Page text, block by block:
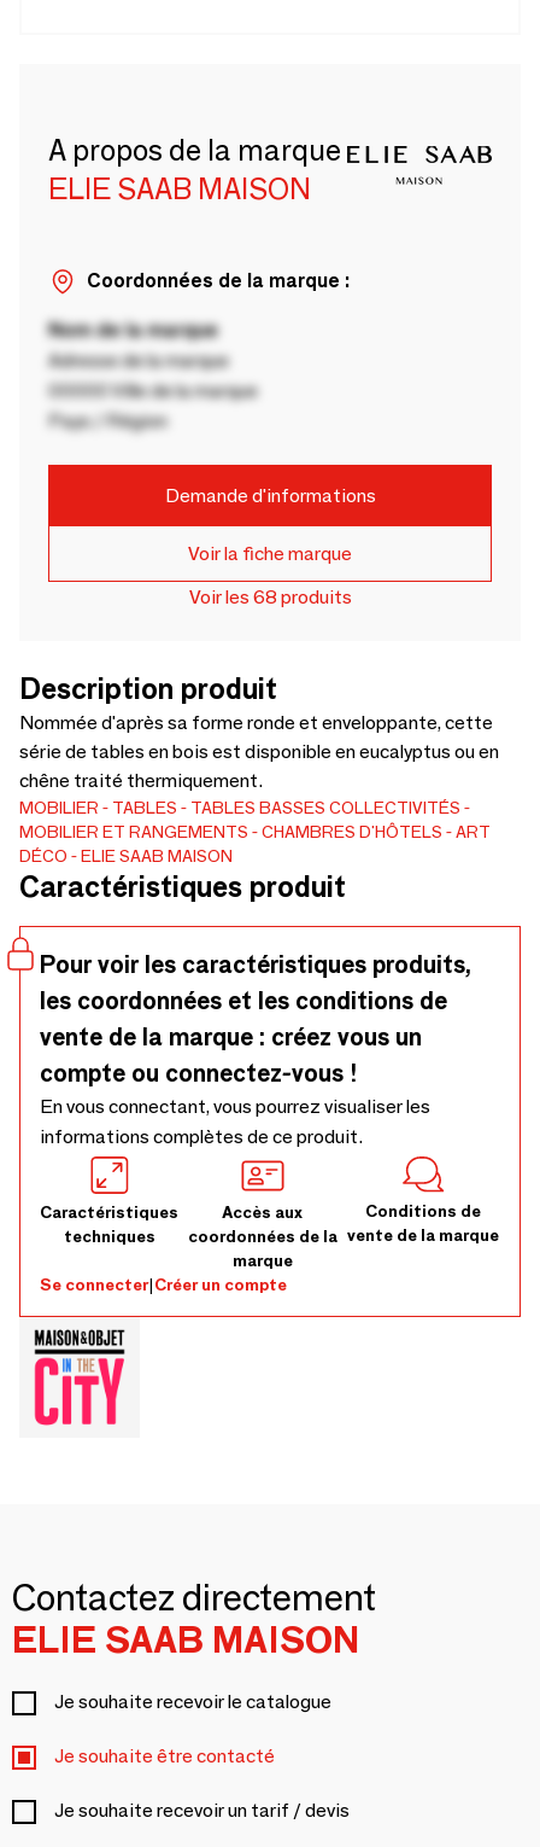
A propos de la marque
ELIE SAAB MAISON
Coordonnées de la marque :
Nom de la marque
Adresse de la marque
00000 Ville de la marque
Pays / Région
Demande d'informations
Voir la fiche marque
Voir les 68 produits
Description produit
Nommée d'après sa forme ronde et enveloppante, cette
série de tables en bois est disponible en eucalyptus ou en
chêne traité thermiquement.
MOBILIER TABLES TABLES BASSES COLLECTIVITÉS
MOBILIER ET RANGEMENTS
CHAMBRES D'HÔTELS
ART
DÉCO
ELIE SAAB MAISON
Caractéristiques produit
Pour voir les caractéristiques produits,
les coordonnées et les conditions de
vente de la marque : créez vous un
compte ou connectez-vous !
En vous connectant, vous pourrez visualiser les
informations complètes de ce produit.
Caractéristiques
techniques
Accès aux
coordonnées de la
marque
Conditions de
vente de la marque
Se connecter|Créer un compte
Contactez directement
ELIE SAAB MAISON
Je souhaite recevoir le catalogue
Je souhaite être contacté
Je souhaite recevoir un tarif / devis